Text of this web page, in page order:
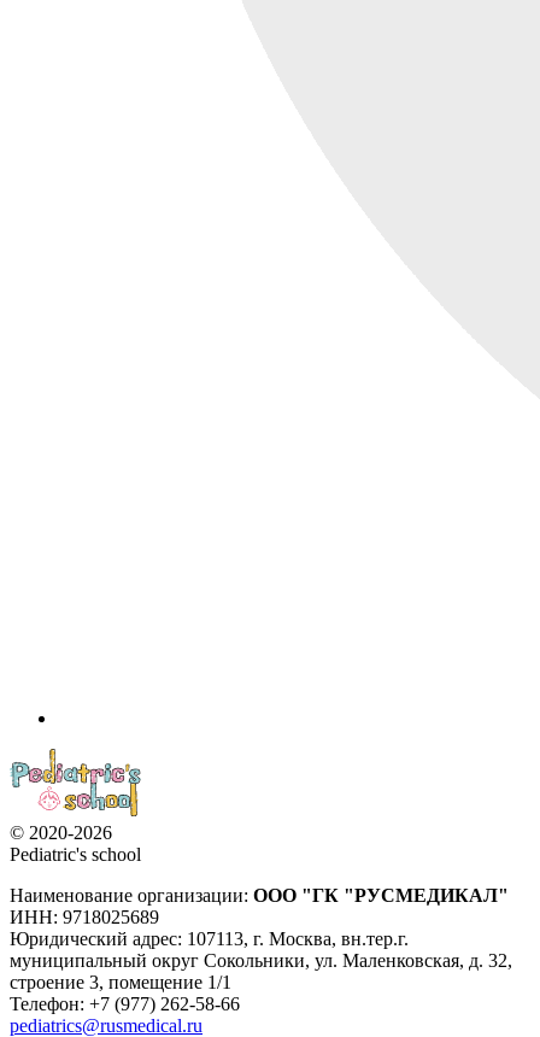
© 2020-2026
Pediatric's school
Наименование организации: ООО "ГК "РУСМЕДИКАЛ"
ИНН: 9718025689
Юридический адрес: 107113, г. Москва, вн.тер.г.
муниципальный округ Сокольники, ул. Маленковская, д. 32,
строение 3, помещение 1/1
Телефон: +7 (977) 262-58-66
pediatrics@rusmedical.ru